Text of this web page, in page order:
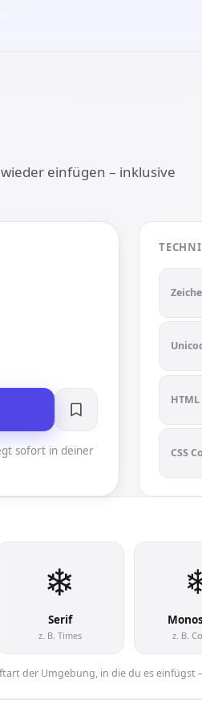
einfügen – inklusive
sofort in deiner
CSS
❄︎
Serif
z. B. Times z. B.
der Umgebung, in die du es